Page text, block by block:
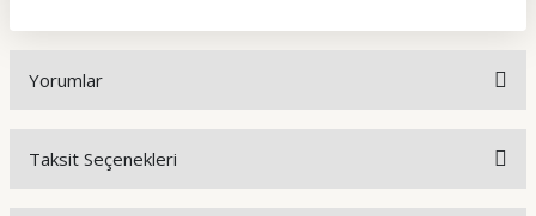
Yorumlar
Taksit Seçenekleri